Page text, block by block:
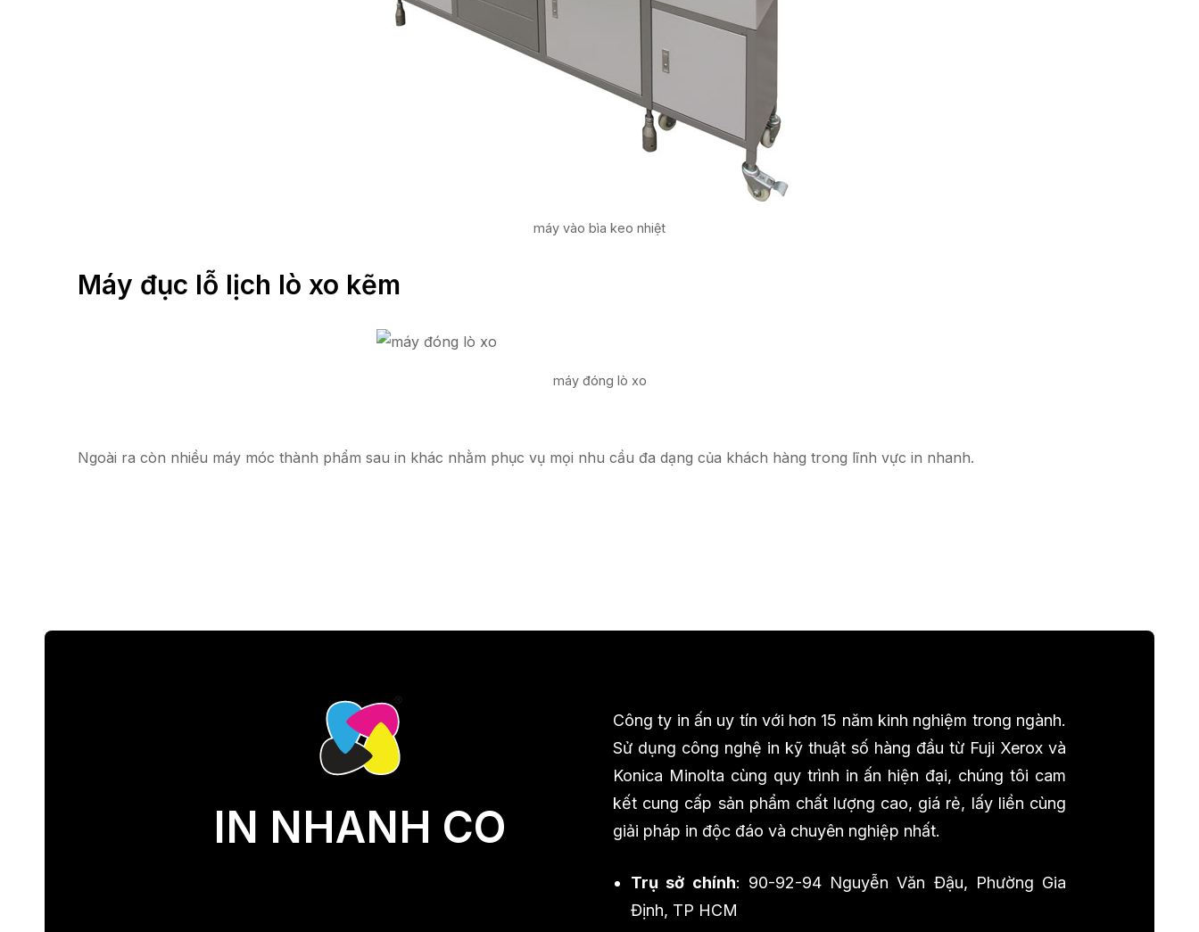
máy vào bìa keo nhiệt
Máy đục lỗ lịch lò xo kẽm
máy đóng lò xo
Ngoài ra còn nhiều máy móc thành phẩm sau in khác nhằm phục vụ mọi nhu cầu đa dạng của khách hàng trong lĩnh vực in nhanh.
IN NHANH CO
Công ty in ấn uy tín với hơn 15 năm kinh nghiệm trong ngành.
Sử dụng công nghệ in kỹ thuật số hàng đầu từ Fuji Xerox và
Konica Minolta cùng quy trình in ấn hiện đại, chúng tôi cam
kết cung cấp sản phẩm chất lượng cao, giá rẻ, lấy liền cùng
giải pháp in độc đáo và chuyên nghiệp nhất.
Trụ sở chính: 90-92-94 Nguyễn Văn Đậu, Phường Gia
Định, TP HCM